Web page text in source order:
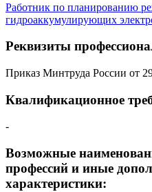
Работник по планированию
гидроаккумулирующих
Реквизиты
Приказ Минтруда России от
Квалификационное
-
Возможные
профессий и иные
характеристики: